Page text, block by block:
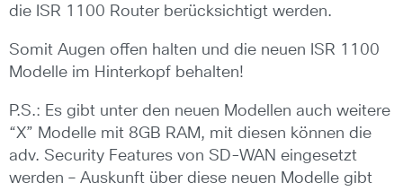
die ISR 1100 Router berücksichtigt werden.
Somit Augen offen halten und die neuen ISR 1100
Modelle im Hinterkopf behalten!
P.S.: Es gibt unter den neuen Modellen auch weitere
“X” Modelle mit 8GB RAM, mit diesen können die
adv. Security Features von SD-WAN eingesetzt
werden – Auskunft über diese neuen Modelle gibt